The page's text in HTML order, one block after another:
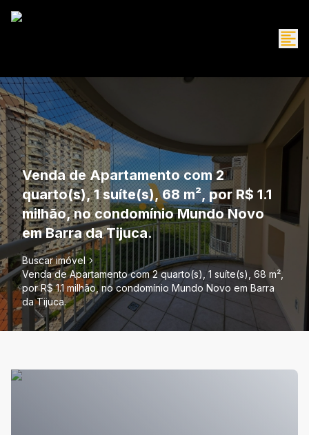
Venda de Apartamento com 2
quarto(s), 1 suíte(s), 68 m², por R$ 1.1
milhão, no condomínio Mundo Novo
em Barra da Tijuca.
Buscar imóvel
Venda de Apartamento com 2 quarto(s), 1 suíte(s), 68 m²,
por R$ 1.1 milhão, no condomínio Mundo Novo em Barra
da Tijuca.